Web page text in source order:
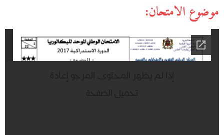
موضوع الامتحان: